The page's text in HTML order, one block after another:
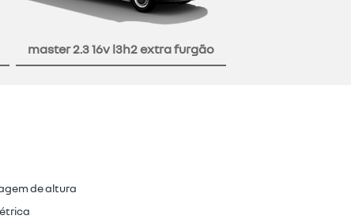
master 2.3 16v l3h2 extra furgão
de altura